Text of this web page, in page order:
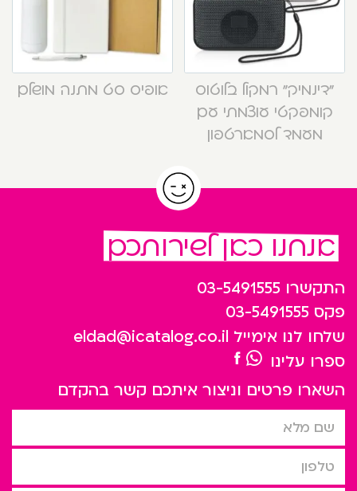
“דינמיק” רמקול בלוטוס
קומפקטי עוצמתי עם
מעמד לסמארטפון
אופיס סט מתנה מושלם
אנחנו כאן לשירותכם
התקשרו 03-5491555
פקס 03-5491555
שלחו לנו אימייל eldad@icatalog.co.il
ספרו עלינו
השארו פרטים וניצור איתכם קשר בהקדם
שם מלא
טלפון